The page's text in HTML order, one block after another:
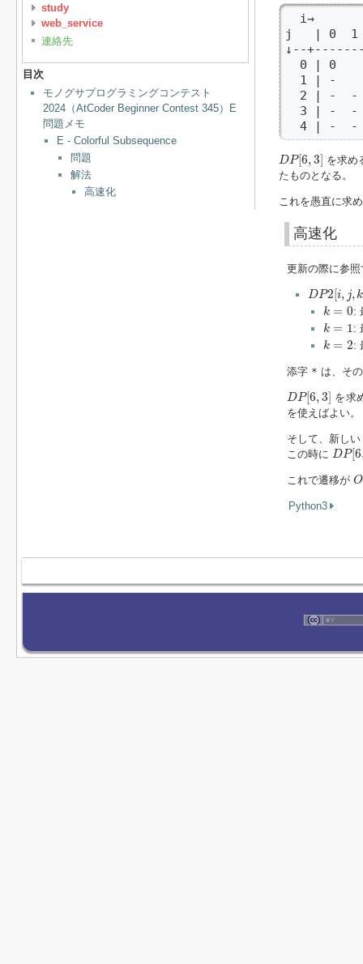
study
web_service
連絡先
目次
モノグサプログラミングコンテスト
2024（AtCoder Beginner Contest 345）E
問題メモ
E - Colorful Subsequence
問題
解法
高速化
  i→
j   | 0  1
↓--
0 | 0
1 | -
2 | -  -
3 | -  -
4 | -  -
DP[6,3]
DP[6, 3]
を求め
たものとなる。
これを愚直に求
高速化
更新の際に参
DP2[i, j,k
DP2[i,j k =
k = 0
k = :
k = 1
k :
k = 2
k :
添字 * は、そ
DP[6,3]
DP[6, 3]
を求
を使えばよい。
そして、新しい
この時に DP[6
DP[6,
これで遷移が O
O
Python3